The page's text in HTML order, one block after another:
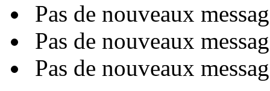
Pas de nouveaux
Pas de nouveaux
Pas de nouveaux